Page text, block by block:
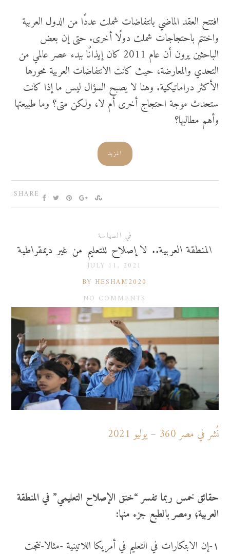
افتتح العقد الماضي بانتفاضات شملت عددًا من الدول العربية
واختتم باحتجاجات شملت دولًا أخرى. حتى إن بعض
الباحثين يرون أن عام 2011 كان إيذانًا ببدء عصر عالمي من
التحدي والمعارضة، حيث كانت الانتفاضات العربية محورها
الأكثر دراماتيكية. وهنا لا يصبح السؤال ليس ما إذا كانت
ستحدث موجة احتجاج أخرى أم لا، ولكن متى؟ وما طبيعتها
وأهم مطالبها؟
المزيد
SHARE:
في السياسة
المنطقة العربية.. لا إصلاح للتعليم من غير ديمقراطية
JULY 11, 2021
BY HESHAM2020
NO COMMENTS
نُشر في مصر 360 – يوليو 2021
حقائق خمس ربما تفسر “خنق الإصلاح التعليمي” في المنطقة
العربية؛ ومصر بالطبع جزء منها:
١-إن الابتكارات في التعليم في أمريكا اللاتينية -مثالا-نتجت